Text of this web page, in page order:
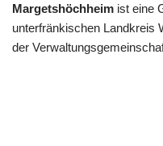
Margetshöchheim ist eine
unterfränkischen Landkreis
der